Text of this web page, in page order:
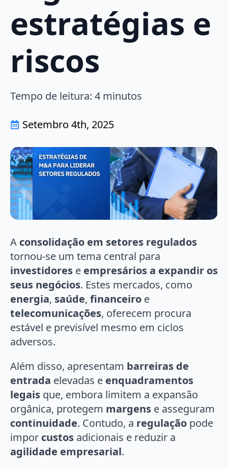
estratégias e
riscos
Tempo de leitura: 4 minutos
Setembro 4th, 2025
A consolidação em setores regulados
tornou-se um tema central para
investidores e empresários a expandir os
seus negócios. Estes mercados, como
energia, saúde, financeiro e
telecomunicações, oferecem procura
estável e previsível mesmo em ciclos
adversos.
Além disso, apresentam barreiras de
entrada elevadas e enquadramentos
legais que, embora limitem a expansão
orgânica, protegem margens e asseguram
continuidade. Contudo, a regulação pode
impor custos adicionais e reduzir a
agilidade empresarial.